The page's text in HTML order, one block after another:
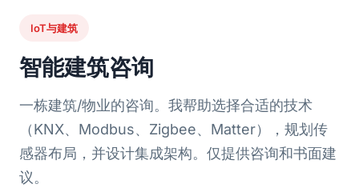
IoT与建筑
智能建筑咨询
一栋建筑/物业的咨询。我帮助选择合适的技术
（KNX、Modbus、Zigbee、Matter），规划传
感器布局，并设计集成架构。仅提供咨询和书面建
议。